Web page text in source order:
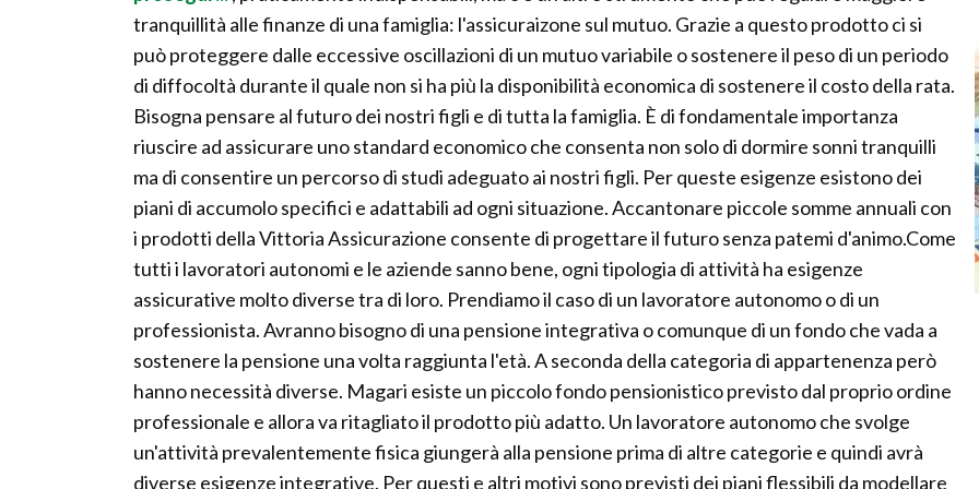
tranquillità alle finanze di una famiglia: l'assicuraizone sul mutuo. Grazie a questo prodotto ci si
può proteggere dalle eccessive oscillazioni di un mutuo variabile o sostenere il peso di un periodo
di diffocoltà durante il quale non si ha più la disponibilità economica di sostenere il costo della rata.
Bisogna pensare al futuro dei nostri figli e di tutta la famiglia. È di fondamentale importanza
riuscire ad assicurare uno standard economico che consenta non solo di dormire sonni tranquilli
ma di consentire un percorso di studi adeguato ai nostri figli. Per queste esigenze esistono dei
piani di accumolo specifici e adattabili ad ogni situazione. Accantonare piccole somme annuali con
i prodotti della Vittoria Assicurazione consente di progettare il futuro senza patemi d'animo.Come
tutti i lavoratori autonomi e le aziende sanno bene, ogni tipologia di attività ha esigenze
assicurative molto diverse tra di loro. Prendiamo il caso di un lavoratore autonomo o di un
professionista. Avranno bisogno di una pensione integrativa o comunque di un fondo che vada a
sostenere la pensione una volta raggiunta l'età. A seconda della categoria di appartenenza però
hanno necessità diverse. Magari esiste un piccolo fondo pensionistico previsto dal proprio ordine
professionale e allora va ritagliato il prodotto più adatto. Un lavoratore autonomo che svolge
un'attività prevalentemente fisica giungerà alla pensione prima di altre categorie e quindi avrà
diverse esigenze integrative. Per questi e altri motivi sono previsti dei piani flessibili da modellare